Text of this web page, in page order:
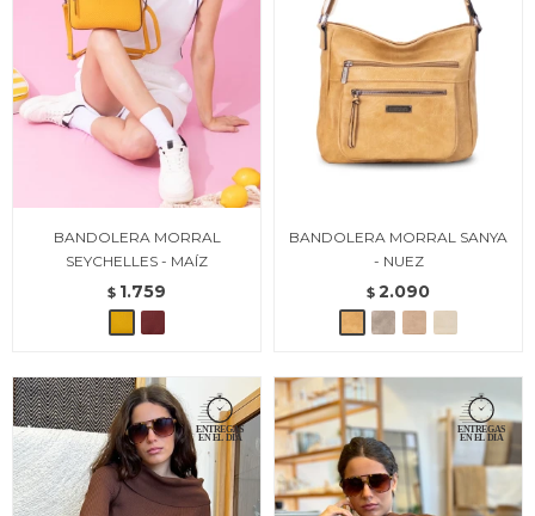
BANDOLERA MORRAL
SEYCHELLES - MAÍZ
$ 1.759
BANDOLERA MORRAL SANYA
- NUEZ
$ 2.090